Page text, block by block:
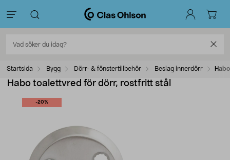
Startsida Bygg Dörr- & fönstertillbehör Beslag innerdörr
Habo toalettvred för dörr, rostfritt stål
-20%